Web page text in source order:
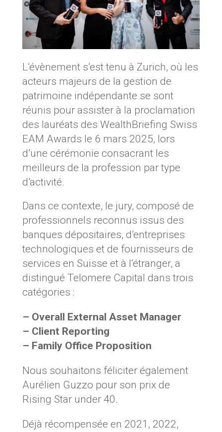
L’évènement s’est tenu à Zurich, où les
acteurs majeurs de la gestion de
patrimoine indépendante se sont
réunis pour assister à la proclamation
des lauréats des WealthBriefing Swiss
EAM Awards le 6 mars 2025, lors
d’une cérémonie consacrant les
meilleurs de la profession par type
d’activité.
Dans ce contexte, le jury, composé de
professionnels reconnus issus des
banques dépositaires, d’entreprises
technologiques et de fournisseurs de
services en Suisse et à l’étranger, a
distingué Telomere Capital dans trois
catégories :
– Overall External Asset Manager
– Client Reporting
– Family Office Proposition
Nous souhaitons féliciter également
Aurélien Guzzo pour son prix de
Rising Star under 40.
Déjà récompensée en 2021, 2022,